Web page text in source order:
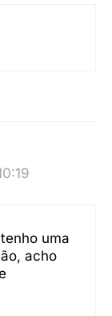
uma
acho